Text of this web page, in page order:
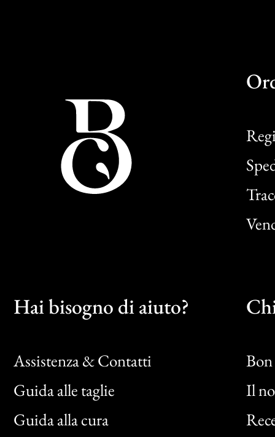
Hai bisogno di aiuto?
Assistenza & Contatti
Guida alle taglie
Guida alla cura
Il
Bon